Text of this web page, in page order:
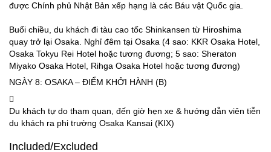
được Chính phủ Nhật Bản xếp hạng là các Báu vật Quốc gia.
Buổi chiều, du khách đi tàu cao tốc Shinkansen từ Hiroshima
quay trở lại Osaka. Nghỉ đêm tại Osaka (4 sao: KKR Osaka Hotel,
Osaka Tokyu Rei Hotel hoặc tương đương; 5 sao: Sheraton
Miyako Osaka Hotel, Rihga Osaka Hotel hoặc tương đương)
NGÀY 8: OSAKA – ĐIỂM KHỞI HÀNH (B)
Du khách tự do tham quan, đến giờ hẹn xe & hướng dẫn viên tiễn
du khách ra phi trường Osaka Kansai (KIX)
Included/Excluded